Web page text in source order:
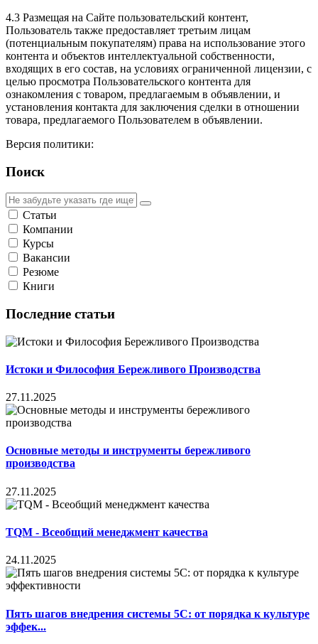
4.3 Размещая на Сайте пользовательский контент,
Пользователь также предоставляет третьим лицам
(потенциальным покупателям) права на использование этого
контента и объектов интеллектуальной собственности,
входящих в его состав, на условиях ограниченной лицензии, с
целью просмотра Пользовательского контента для
ознакомления с товаром, предлагаемым в объявлении, и
установления контакта для заключения сделки в отношении
товара, предлагаемого Пользователем в объявлении.
Версия политики:
Поиск
Статьи
Компании
Курсы
Вакансии
Резюме
Книги
Последние статьи
Истоки и Философия Бережливого Производства
27.11.2025
Основные методы и инструменты бережливого
производства
27.11.2025
TQM - Всеобщий менеджмент качества
24.11.2025
Пять шагов внедрения системы 5С: от порядка к культуре
эффек...